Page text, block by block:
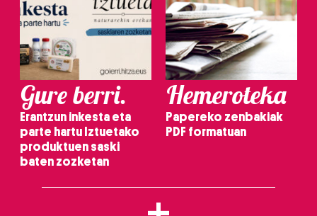
Gure berri.
Erantzun inkesta eta
parte hartu Iztuetako
produktuen saski
baten zozketan
Hemeroteka
Papereko zenbakiak
PDF formatuan